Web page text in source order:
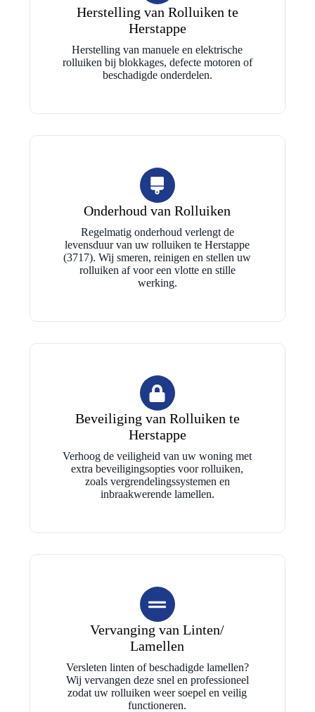
Herstelling van Rolluiken te
Herstappe
Herstelling van manuele en elektrische
rolluiken bij blokkages, defecte motoren of
beschadigde onderdelen.
Onderhoud van Rolluiken
Regelmatig onderhoud verlengt de
levensduur van uw rolluiken te Herstappe
(3717). Wij smeren, reinigen en stellen uw
rolluiken af voor een vlotte en stille
werking.
Beveiliging van Rolluiken te
Herstappe
Verhoog de veiligheid van uw woning met
extra beveiligingsopties voor rolluiken,
zoals vergrendelingssystemen en
inbraakwerende lamellen.
Vervanging van Linten/
Lamellen
Versleten linten of beschadigde lamellen?
Wij vervangen deze snel en professioneel
zodat uw rolluiken weer soepel en veilig
functioneren.